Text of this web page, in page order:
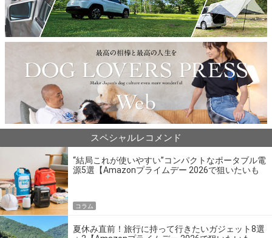
スペシャルレコメンド
“結局これが使いやすい”コンパクトなポータブル電
源5選【Amazonプライムデー 2026で狙いたいも
コラム
夏休み直前！旅行に持って行きたいガジェット8選